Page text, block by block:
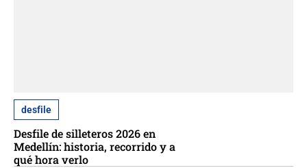
desfile
Desfile de silleteros 2026 en
Medellín: historia, recorrido y a
qué hora verlo